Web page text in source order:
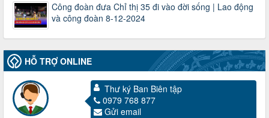
Công đoàn đưa Chỉ thị 35 đi vào đời sống | Lao động
và công đoàn 8-12-2024
HỖ TRỢ ONLINE
Thư ký Ban Biên tập
0979 768 877
Gửi email